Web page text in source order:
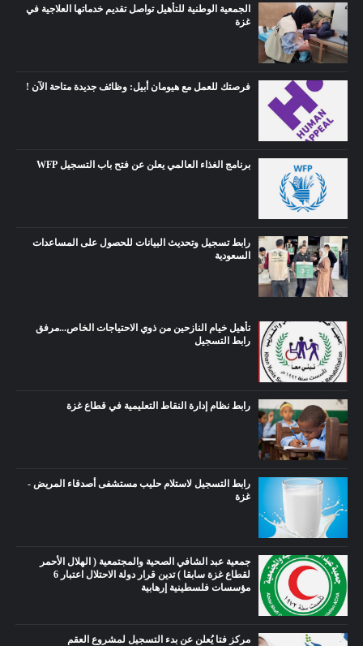
الجمعية الوطنية للتأهيل تواصل تقديم خدماتها العلاجية في
غزة
فرصتك للعمل مع هيومان أبيل: وظائف جديدة متاحة الآن !
برنامج الغذاء العالمي يعلن عن فتح باب التسجيل WFP
رابط تسجيل وتحديث البيانات للحصول على المساعدات
السعودية
تأهيل خيام النازحين من ذوي الاحتياجات الخاص...مرفق
رابط التسجيل
رابط نظام إدارة النقاط التعليمية في قطاع غزة
رابط التسجيل لاستلام حليب مستشفى أصدقاء المريض -
غزة
جمعية عبد الشافي الصحية والمجتمعية ( الهلال الأحمر
لقطاع غزة سابقا ) تدين قرار دولة الاحتلال اعتبار 6
مؤسسات فلسطينية إرهابية
مركز فتا يُعلن عن بدء التسجيل لمشروع العقم